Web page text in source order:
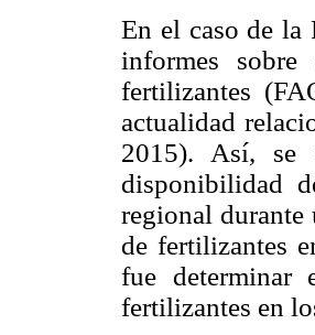
En el caso de la
informes
fertilizantes
actualidad
2015). Así, se
disponibilidad
regional durante
de fertilizantes
fue determinar
fertilizantes en